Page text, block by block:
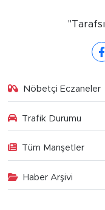
Nöbetçi Eczaneler
Trafik Durumu
Tüm Manşetler
Haber Arşivi